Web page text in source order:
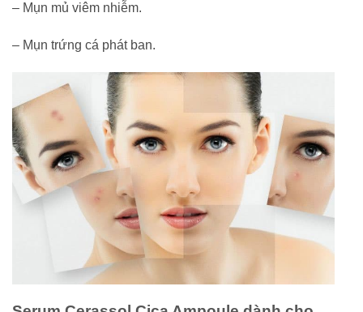
– Mụn mủ viêm nhiễm.
– Mụn trứng cá phát ban.